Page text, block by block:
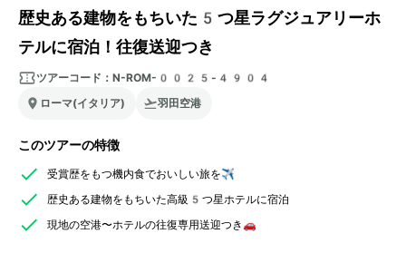
歴史ある建物をもちいた5つ星ラグジュアリーホ
テルに宿泊！往復送迎つき
ツアーコード： N-ROM-0025-4904
ローマ(イタリア)
羽田空港
このツアーの特徴
受賞歴をもつ機内食でおいしい旅を✈
歴史ある建物をもちいた高級5つ星ホテルに宿泊
現地の空港〜ホテルの往復専用送迎つき🚗